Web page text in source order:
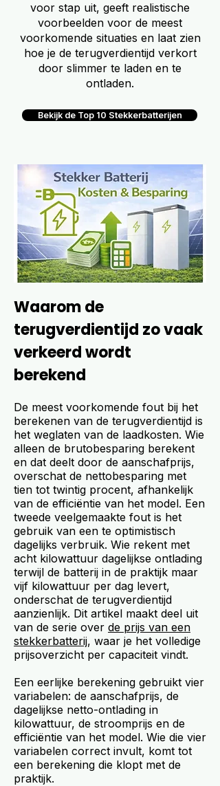
voor stap uit, geeft realistische
voorbeelden voor de meest
voorkomende situaties en laat zien
hoe je de terugverdientijd verkort
door slimmer te laden en te
ontladen.
Bekijk de Top 10 Stekkerbatterijen
Waarom de
terugverdientijd zo vaak
verkeerd wordt
berekend
De meest voorkomende fout bij het
berekenen van de terugverdientijd is
het weglaten van de laadkosten. Wie
alleen de brutobesparing berekent
en dat deelt door de aanschafprijs,
overschat de nettobesparing met
tien tot twintig procent, afhankelijk
van de efficiëntie van het model. Een
tweede veelgemaakte fout is het
gebruik van een te optimistisch
dagelijks verbruik. Wie rekent met
acht kilowattuur dagelijkse ontlading
terwijl de batterij in de praktijk maar
vijf kilowattuur per dag levert,
onderschat de terugverdientijd
aanzienlijk. Dit artikel maakt deel uit
van de serie over de prijs van een
stekkerbatterij, waar je het volledige
prijsoverzicht per capaciteit vindt.
Een eerlijke berekening gebruikt vier
variabelen: de aanschafprijs, de
dagelijkse netto-ontlading in
kilowattuur, de stroomprijs en de
efficiëntie van het model. Wie die vier
variabelen correct invult, komt tot
een berekening die klopt met de
praktijk.